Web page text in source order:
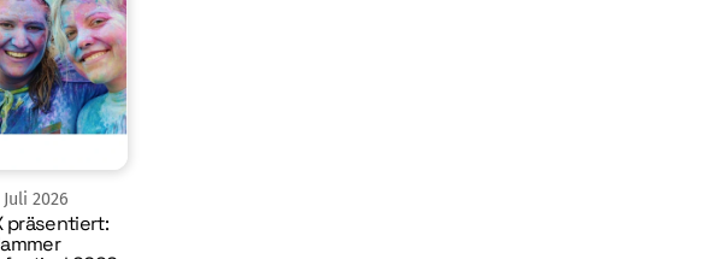
Juli 2026
präsentiert: